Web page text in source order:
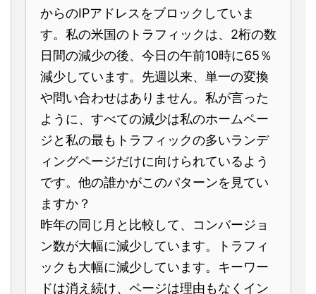
からのIPアドレスをブロックしていま
す。私の米国のトラフィックは、2桁の数
日間の減少の後、今日の午前10時に65％
減少しています。先週以来、単一の変換
や問い合わせはありません。私が言った
ように、すべての減少は私のホームペー
ジと私の最もトラフィックの多いランデ
ィングページだけに向けられているよう
です。他の誰かがこのパターンを見てい
ますか？
昨年の同じ月と比較して、コンバージョ
ン数が大幅に減少しています。トラフィ
ックも大幅に減少しています。キーワー
ドは消え続け、ページは理由もなくイン